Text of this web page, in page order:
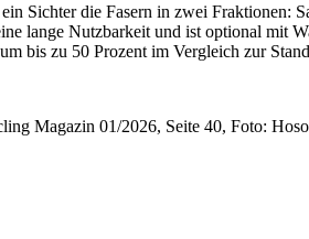
Sichter die Fasern in zwei Fraktionen:
lange Nutzbarkeit und ist optional mit
bis zu 50 Prozent im Vergleich zur
Magazin 01/2026, Seite 40, Foto: